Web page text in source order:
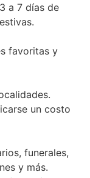
a 7 días de
favoritas y
un costo
funerales,
y más.